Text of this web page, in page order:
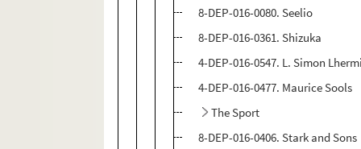
8-DEP-016-0080. Seelio
8-DEP-016-0361. Shizuka
4-DEP-016-0547. L. Simon
4-DEP-016-0477. Maurice Sools
The Sport
8-DEP-016-0406. Stark and Sons